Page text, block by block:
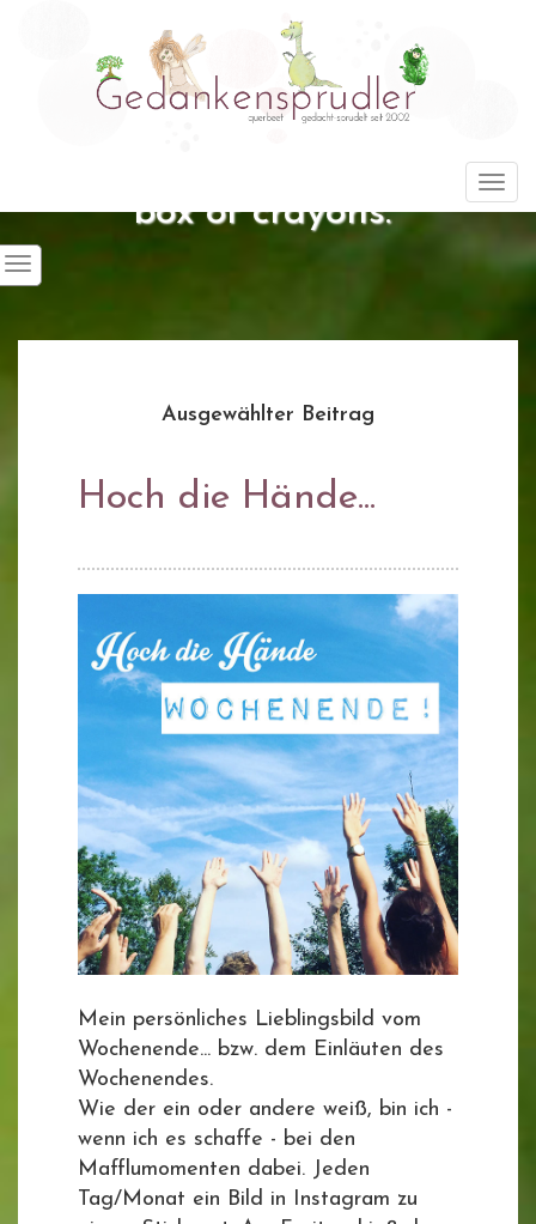
"Life is about using the whole
box of crayons."
Ausgewählter Beitrag
Hoch die Hände...
Mein persönliches Lieblingsbild vom
Wochenende... bzw. dem Einläuten des
Wochenendes.
Wie der ein oder andere weiß, bin ich -
wenn ich es schaffe - bei den
Mafflumomenten dabei. Jeden
Tag/Monat ein Bild in Instagram zu